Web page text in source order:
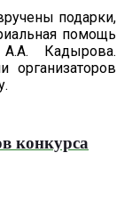
подарки,
помощь
Кадырова.
организаторов
конкурса